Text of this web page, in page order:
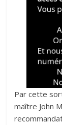
Par cette
maître John